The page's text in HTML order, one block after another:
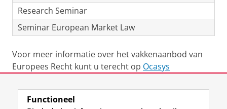
Research Seminar
Seminar European Market Law
Voor meer informatie over het vakkenaanbod van
Europees Recht kunt u terecht op Ocasys
Laatst gewijzigd: 06 april 2023 11:57
Functioneel